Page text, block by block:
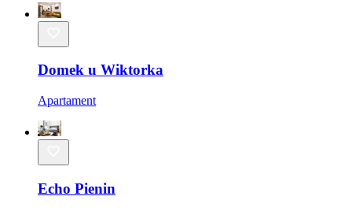
Domek u Wiktorka
Apartament
Echo Pienin